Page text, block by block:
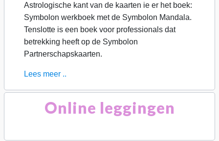
Astrologische kant van de kaarten ie er het boek:
Symbolon werkboek met de Symbolon Mandala.
Tenslotte is een boek voor professionals dat
betrekking heeft op de Symbolon
Partnerschapskaarten.
Lees meer ..
Online leggingen